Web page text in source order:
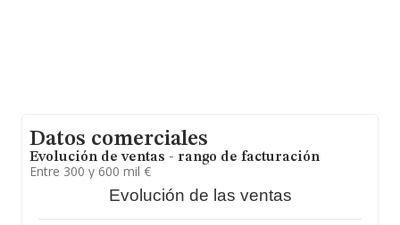
Datos comerciales
Evolución de ventas - rango de facturación
Entre 300 y 600 mil €
Evolución de las ventas